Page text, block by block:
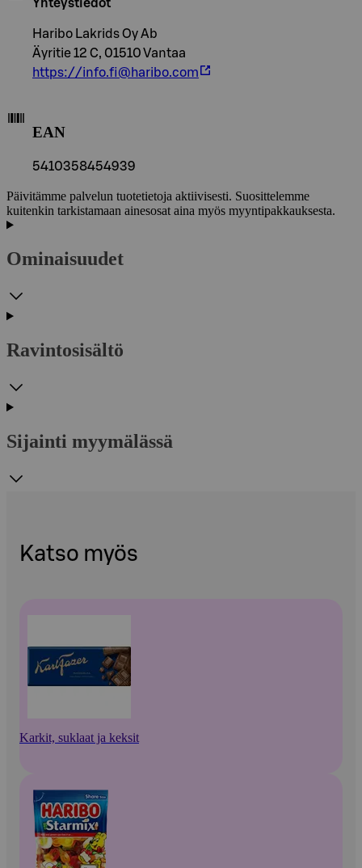
Yhteystiedot
Haribo Lakrids Oy Ab
Äyritie 12 C, 01510 Vantaa
https://info.fi@haribo.com
EAN
5410358454939
Päivitämme palvelun tuotetietoja aktiivisesti. Suosittelemme
kuitenkin tarkistamaan ainesosat aina myös myyntipakkauksesta.
Ominaisuudet
Ravintosisältö
Sijainti myymälässä
Katso myös
Karkit, suklaat ja keksit